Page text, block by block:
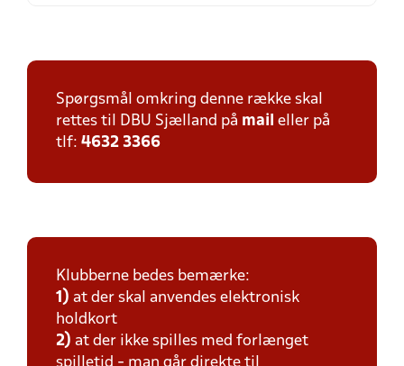
Spørgsmål omkring denne række skal
rettes til DBU Sjælland på mail eller på
tlf: 4632 3366
Klubberne bedes bemærke:
1) at der skal anvendes elektronisk
holdkort
2) at der ikke spilles med forlænget
spilletid - man går direkte til